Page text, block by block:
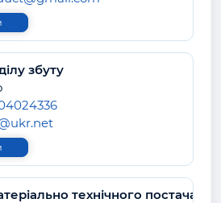
збуту
технічного постачання